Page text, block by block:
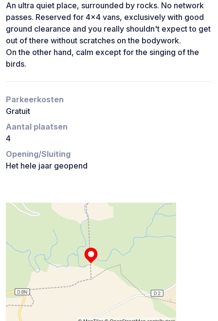
An ultra quiet place, surrounded by rocks. No network
passes. Reserved for 4x4 vans, exclusively with good
ground clearance and you really shouldn't expect to get
out of there without scratches on the bodywork.
On the other hand, calm except for the singing of the
birds.
Parkeerkosten
Gratuit
Aantal plaatsen
4
Opening/Sluiting
Het hele jaar geopend